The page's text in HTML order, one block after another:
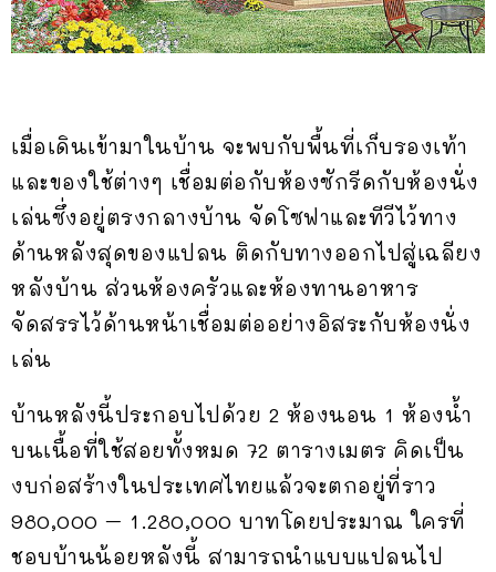
เมื่อเดินเข้ามาในบ้าน จะพบกับพื้นที่เก็บรองเท้า
และของใช้ต่างๆ เชื่อมต่อกับห้องซักรีดกับห้องนั่ง
เล่นซึ่งอยู่ตรงกลางบ้าน จัดโซฟาและทีวีไว้ทาง
ด้านหลังสุดของแปลน ติดกับทางออกไปสู่เฉลียง
หลังบ้าน ส่วนห้องครัวและห้องทานอาหาร
จัดสรรไว้ด้านหน้าเชื่อมต่ออย่างอิสระกับห้องนั่ง
เล่น
บ้านหลังนี้ประกอบไปด้วย 2 ห้องนอน 1 ห้องน้ำ
บนเนื้อที่ใช้สอยทั้งหมด 72 ตารางเมตร คิดเป็น
งบก่อสร้างในประเทศไทยแล้วจะตกอยู่ที่ราว
980,000 – 1.280,000 บาทโดยประมาณ ใครที่
ชอบบ้านน้อยหลังนี้ สามารถนำแบบแปลนไป